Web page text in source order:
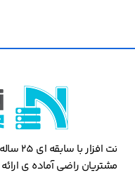
مشتریان راضی آماده ی